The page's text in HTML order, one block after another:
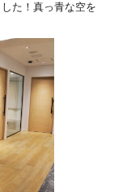
た！真っ青な空を